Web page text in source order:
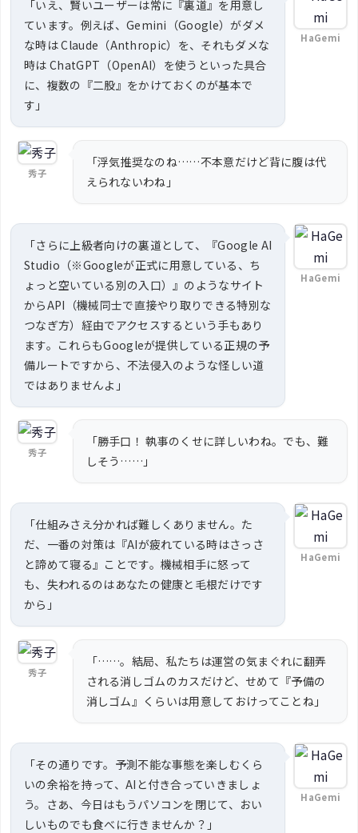
HaGemi
「いえ、賢いユーザーは常に『裏道』を用意し
ています。例えば、Gemini（Google）がダメ
な時は Claude（Anthropic）を、それもダメな
時は ChatGPT（OpenAI）を使うといった具合
に、複数の『二股』をかけておくのが基本で
す」
秀子
「浮気推奨なのね……不本意だけど背に腹は代
えられないわね」
HaGemi
「さらに上級者向けの裏道として、『Google AI
Studio（※Googleが正式に用意している、ち
ょっと空いている別の入口）』のようなサイト
からAPI（機械同士で直接やり取りできる特別な
つなぎ方）経由でアクセスするという手もあり
ます。これらもGoogleが提供している正規の予
備ルートですから、不法侵入のような怪しい道
ではありませんよ」
秀子
「勝手口！ 執事のくせに詳しいわね。でも、難
しそう……」
HaGemi
「仕組みさえ分かれば難しくありません。た
だ、一番の対策は『AIが疲れている時はさっさ
と諦めて寝る』ことです。機械相手に怒って
も、失われるのはあなたの健康と毛根だけです
から」
秀子
「……。結局、私たちは運営の気まぐれに翻弄
される消しゴムのカスだけど、せめて『予備の
消しゴム』くらいは用意しておけってことね」
HaGemi
「その通りです。予測不能な事態を楽しむくら
いの余裕を持って、AIと付き合っていきましょ
う。さあ、今日はもうパソコンを閉じて、おい
しいものでも食べに行きませんか？」